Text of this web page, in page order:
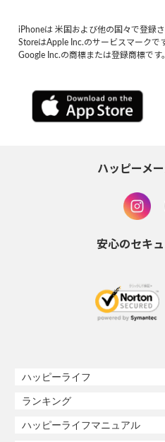
iPhoneは 米国および他の国々で登録
StoreはApple Inc.のサービスマークで
Google Inc.の商標または登録商標です
ハッピーメ
安心のセキ
ハッピーライフ
ランキング
ハッピーライフマニュアル